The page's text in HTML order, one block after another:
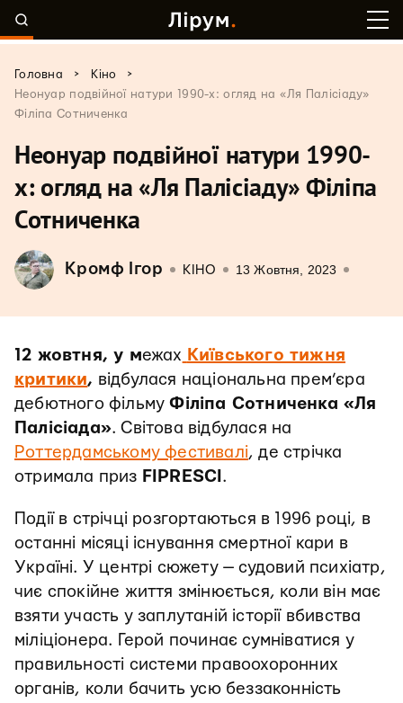
Головна > Кіно
>
Неонуар подвійної натури 1990-х: огляд на «Ля Палісіаду»
Філіпа Сотниченка
Неонуар подвійної натури 1990-
х: огляд на «Ля Палісіаду» Філіпа
Сотниченка
Кромф Ігор КІНО 13 Жовтня, 2023
12 жовтня, у межах Київського тижня
критики, відбулася національна прем’єра
дебютного фільмуФіліпа Сотниченка «Ля
Палісіада». Світова відбулася на
Роттердамському фестивалі, де стрічка
отримала приз FIPRESCI .
Події в стрічці розгортаються в 1996 році, в
останні місяці існування смертної кари в
Україні. У центрі сюжету — судовий психіатр,
чиє спокійне життя змінюється, коли він має
взяти участь у заплутаній історії вбивства
міліціонера. Герой починає сумніватися у
правильності системи правоохоронних
органів, коли бачить усю беззаконність